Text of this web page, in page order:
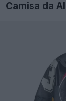
Camisa da